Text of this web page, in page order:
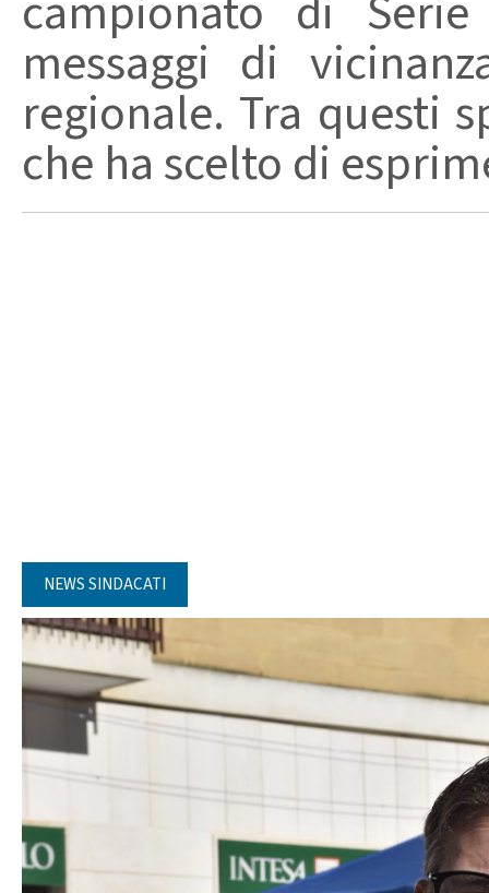
campionato di
messaggi di
regionale. Tra questi
che ha scelto di
NEWS SINDACATI